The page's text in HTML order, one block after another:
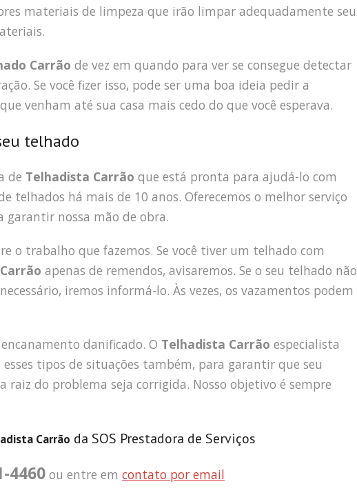
materiais de limpeza que irão limpar adequadamente seu
Carrão de vez em quando para ver se consegue detectar
Se você fizer isso, pode ser uma boa ideia pedir a
venham até sua casa mais cedo do que você esperava.
telhado
de Telhadista Carrão que está pronta para ajudá-lo com
telhados há mais de 10 anos. Oferecemos o melhor serviço
garantir nossa mão de obra.
o trabalho que fazemos. Se você tiver um telhado com
apenas de remendos, avisaremos. Se o seu telhado não
iremos informá-lo. Às vezes, os vazamentos podem
danificado. O Telhadista Carrão especialista
tipos de situações também, para garantir que seu
raiz do problema seja corrigida. Nosso objetivo é sempre
Carrão da SOS Prestadora de Serviços
4460 ou entre em contato por email